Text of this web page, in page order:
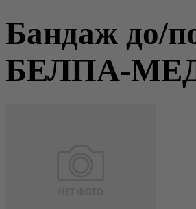
Бандаж до/
БЕЛПА-